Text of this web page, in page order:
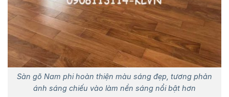
Sàn gõ Nam phi hoàn thiện màu sáng đẹp, tương phản
ánh sáng chiếu vào làm nền sáng nổi bật hơn